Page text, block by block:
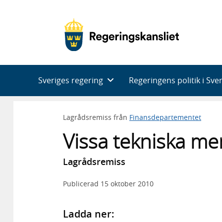
Sveriges regering Regeringens politik i
Lagrådsremiss från Finansdepartementet
Vissa tekniska
Lagrådsremiss
Publicerad 15 oktober 2010
Ladda ner: